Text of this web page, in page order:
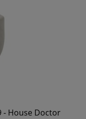
- House Doctor